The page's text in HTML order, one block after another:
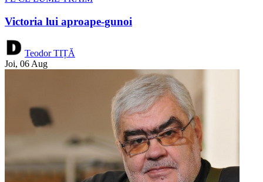
Victoria lui aproape-gunoi
Teodor TIȚĂ
Joi, 06 Aug